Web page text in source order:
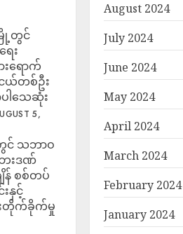
ြို့တွင်
း
ရောက်
ယ်တစ်ဦး
ပါသေဆုံး
5,
င် သဘာဝ
ေးဒဏ်
န် စစ်တပ်
နှင့်
တိုက်ခိုက်မှု
August 2024
July 2024
June 2024
May 2024
April 2024
March 2024
February 2024
January 2024